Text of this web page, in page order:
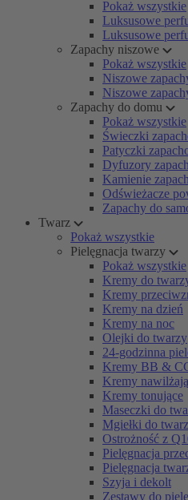
Pokaż wszystkie
Luksusowe
Luksusowe
Zapachy niszowe
Pokaż wszystkie
Niszowe
Niszowe
Zapachy do domu
Pokaż wszystkie
Świeczki
Patyczki
Dyfuzory
Kamienie
Odświeżacze
Zapachy do
Twarz
Pokaż wszystkie
Pielęgnacja twarzy
Pokaż wszystkie
Kremy do
Kremy
Kremy na dzień
Kremy na noc
Olejki do twarzy
24-godzinna
Kremy BB &
Kremy
Kremy tonujące
Maseczki do
Mgiełki do
Ostrożność z
Pielęgnacja
Pielęgnacja
Szyja i dekolt
Zestawy do